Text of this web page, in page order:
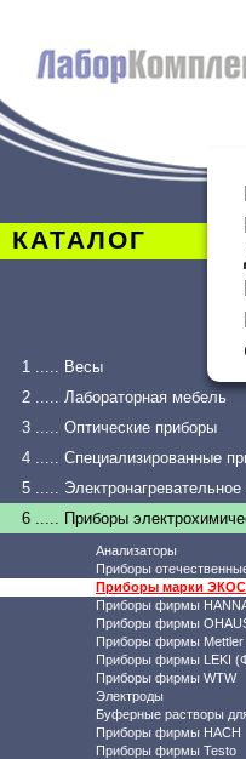
КАТАЛОГ
1 ..... Весы
2 ..... Лабораторная мебель
3 ..... Оптические приборы
4 ..... Специализированные
5 .....
6 ..... Приборы
Анализаторы
Приборы
Приборы марки
Приборы фирмы
Приборы фирмы
Приборы фирмы Mettler
Приборы фирмы LEKI
Приборы фирмы WTW
Электроды
Буферные растворы
Приборы фирмы HACH
Приборы фирмы Testo